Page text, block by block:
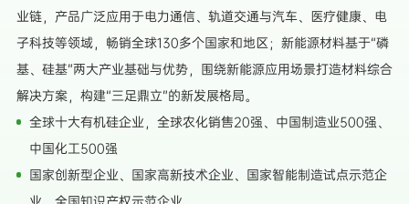
业链，产品广泛应用于电力通信、轨道交通与汽车、医疗健康、电
子科技等领域，畅销全球130多个国家和地区；新能源材料基于“磷
基、硅基”两大产业基础与优势，围绕新能源应用场景打造材料综合
解决方案，构建“三足鼎立”的新发展格局。
全球十大有机硅企业，全球农化销售20强、中国制造业500强、
中国化工500强
国家创新型企业、国家高新技术企业、国家智能制造试点示范企